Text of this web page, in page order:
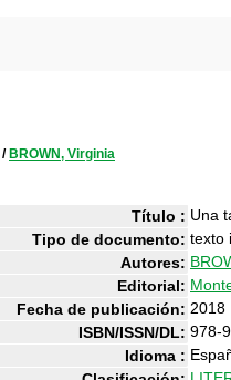
/ BROWN, Virginia
Título : Una
Tipo de documento: texto
Autores:
Editorial:
Fecha de publicación: 2018
ISBN/ISSN/DL: 978-
Idioma :